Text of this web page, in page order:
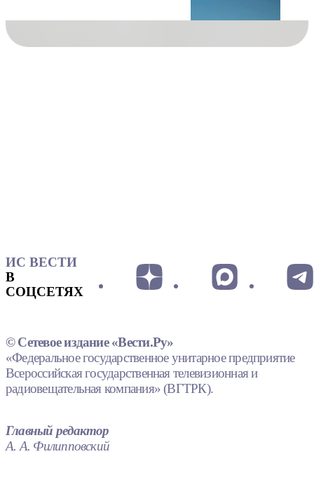
ИС ВЕСТИ
В
СОЦСЕТЯХ
© Сетевое издание «Вести.Ру»
«Федеральное государственное унитарное предприятие
Всероссийская государственная телевизионная и
радиовещательная компания» (ВГТРК).
Главный редактор
А. А. Филипповский